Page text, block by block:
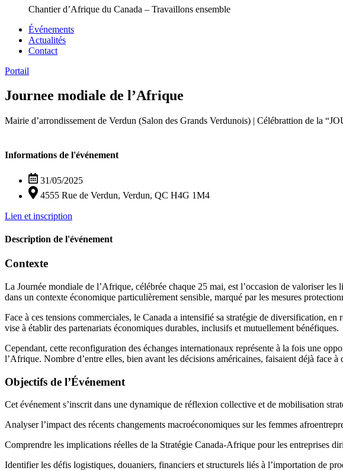
Chantier d’Afrique du Canada – Travaillons ensemble
Événements
Actualités
Contact
Portail
Journee modiale de l’Afrique
Mairie d’arrondissement de Verdun (Salon des Grands Verdunois) | Célébrattion de la
Informations de l'événement
31/05/2025
4555 Rue de Verdun, Verdun, QC H4G 1M4
Lien et inscription
Description de l'événement
Contexte
La Journée mondiale de l’Afrique, célébrée chaque 25 mai, est l’occasion de valoriser
dans un contexte économique particulièrement sensible, marqué par les mesures
Face à ces tensions commerciales, le Canada a intensifié sa stratégie de diversification,
vise à établir des partenariats économiques durables, inclusifs et mutuellement bénéfiques.
Cependant, cette reconfiguration des échanges internationaux représente à la fois une
l’Afrique. Nombre d’entre elles, bien avant les décisions américaines, faisaient déjà face
Objectifs de l’Événement
Cet événement s’inscrit dans une dynamique de réflexion collective et de mobilisation
Analyser l’impact des récents changements macroéconomiques sur les femmes
Comprendre les implications réelles de la Stratégie Canada-Afrique pour les entreprises
Identifier les défis logistiques, douaniers, financiers et structurels liés à l’importation de